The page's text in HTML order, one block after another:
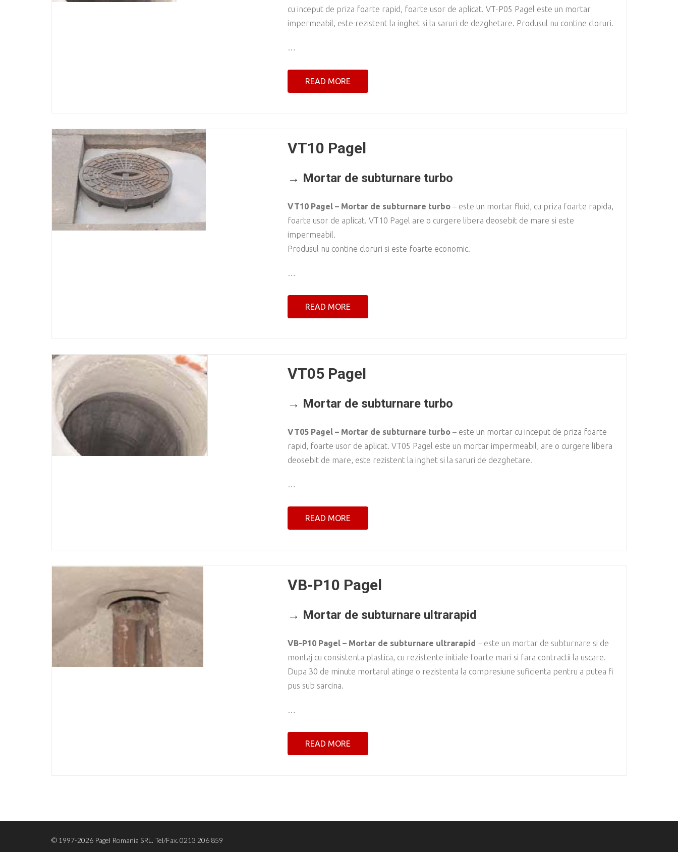
cu inceput de priza foarte rapid, foarte usor de aplicat. VT-P05 Pagel este un mortar
impermeabil, este rezistent la inghet si la saruri de dezghetare. Produsul nu contine cloruri.
…
READ MORE
VT10 Pagel
→ Mortar de subturnare turbo
VT10 Pagel – Mortar de subturnare turbo – este un mortar fluid, cu priza foarte rapida,
foarte usor de aplicat. VT10 Pagel are o curgere libera deosebit de mare si este
impermeabil.
Produsul nu contine cloruri si este foarte economic.
…
READ MORE
VT05 Pagel
→ Mortar de subturnare turbo
VT05 Pagel – Mortar de subturnare turbo – este un mortar cu inceput de priza foarte
rapid, foarte usor de aplicat. VT05 Pagel este un mortar impermeabil, are o curgere libera
deosebit de mare, este rezistent la inghet si la saruri de dezghetare.
…
READ MORE
VB-P10 Pagel
→ Mortar de subturnare ultrarapid
VB-P10 Pagel – Mortar de subturnare ultrarapid – este un mortar de subturnare si de
montaj cu consistenta plastica, cu rezistente initiale foarte mari si fara contractii la uscare.
Dupa 30 de minute mortarul atinge o rezistenta la compresiune suficienta pentru a putea fi
pus sub sarcina.
…
READ MORE
© 1997-2026 Pagel Romania SRL. Tel/Fax. 0213 206 859